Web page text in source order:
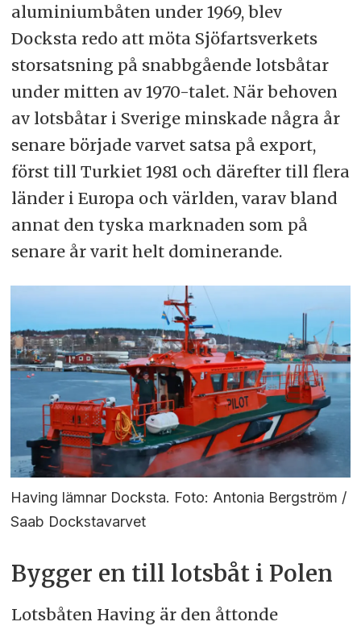
aluminiumbåten under 1969, blev
Docksta redo att möta Sjöfartsverkets
storsatsning på snabbgående lotsbåtar
under mitten av 1970-talet. När behoven
av lotsbåtar i Sverige minskade några år
senare började varvet satsa på export,
först till Turkiet 1981 och därefter till flera
länder i Europa och världen, varav bland
annat den tyska marknaden som på
senare år varit helt dominerande.
Having lämnar Docksta. Foto: Antonia Bergström /
Saab Dockstavarvet
Bygger en till lotsbåt i Polen
Lotsbåten Having är den åttonde